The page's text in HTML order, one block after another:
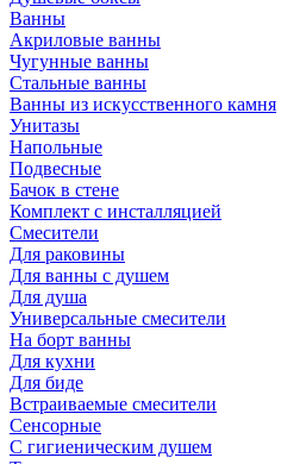
Ванны
Акриловые ванны
Чугунные ванны
Стальные ванны
Ванны из искусственного камня
Унитазы
Напольные
Подвесные
Бачок в стене
Комплект с инсталляцией
Смесители
Для раковины
Для ванны с душем
Для душа
Универсальные смесители
На борт ванны
Для кухни
Для биде
Встраиваемые смесители
Сенсорные
С гигиеническим душем